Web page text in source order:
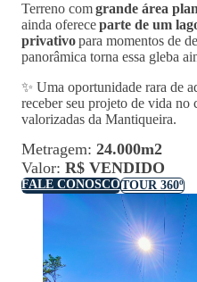
Terreno comgrande área
ainda ofereceparte de um
privativopara momentos de
panorâmica torna essa gleba
✨ Uma oportunidade rara de
receber seu projeto de vida no
valorizadas da Mantiqueira.
Metragem: 24.000m2
Valor: R$ VENDIDO
FALE CONOSCOTOUR 360º